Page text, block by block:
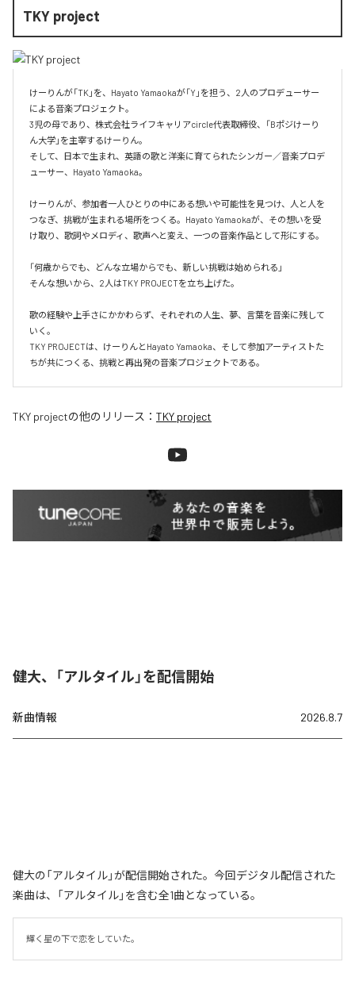
TKY project
けーりんが「TK」を、Hayato Yamaokaが「Y」を担う、2人のプロデューサー
による音楽プロジェクト。
3児の母であり、株式会社ライフキャリアcircle代表取締役、「Bポジけーり
ん大学」を主宰するけーりん。
そして、日本で生まれ、英語の歌と洋楽に育てられたシンガー／音楽プロデ
ューサー、Hayato Yamaoka。
けーりんが、参加者一人ひとりの中にある想いや可能性を見つけ、人と人を
つなぎ、挑戦が生まれる場所をつくる。Hayato Yamaokaが、その想いを受
け取り、歌詞やメロディ、歌声へと変え、一つの音楽作品として形にする。
「何歳からでも、どんな立場からでも、新しい挑戦は始められる」
そんな想いから、2人はTKY PROJECTを立ち上げた。
歌の経験や上手さにかかわらず、それぞれの人生、夢、言葉を音楽に残して
いく。
TKY PROJECTは、けーりんとHayato Yamaoka、そして参加アーティストた
ちが共につくる、挑戦と再出発の音楽プロジェクトである。
TKY projectの他のリリース： TKY project
健大、「アルタイル」を配信開始
新曲情報 2026.8.7
健大の「アルタイル」が配信開始された。今回デジタル配信された
楽曲は、「アルタイル」を含む全1曲となっている。
輝く星の下で恋をしていた。